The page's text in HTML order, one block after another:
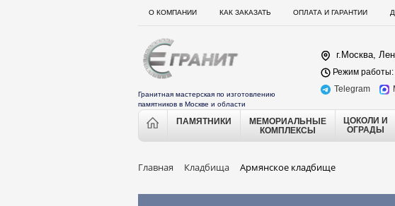
О КОМПАНИИ КАК ЗАКАЗАТЬ ОПЛАТА И ГАРАНТИИ
Гранитная мастерская по изготовлению
памятников в Москве и области
г.Москва,
Режим
Telegram
ПАМЯТНИКИ
МЕМОРИАЛЬНЫЕ
КОМПЛЕКСЫ
ЦОКОЛИ И
ОГРАДЫ
Главная Кладбища Армянское кладбище